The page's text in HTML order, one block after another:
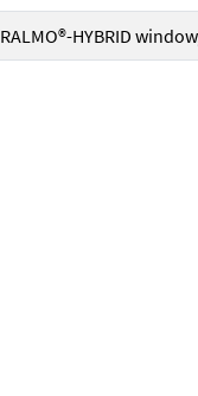
RALMO®-HYBRID